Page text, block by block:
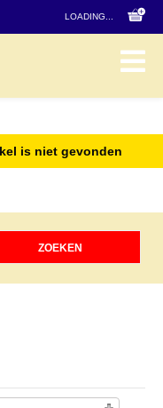
LOADING...
is niet gevonden